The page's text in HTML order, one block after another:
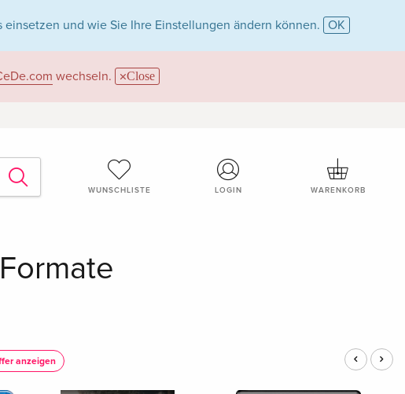
einsetzen und wie Sie Ihre Einstellungen ändern können. OK
wechseln. Close
WUNSCHLISTE LOGIN WARENKORB
anzeigen